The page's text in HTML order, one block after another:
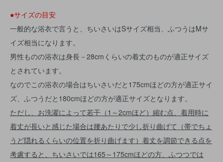
●サイズの目安
一般的な浴衣で言うと、ちいさいはSサイズ相当、ふつうはMサ
イズ相当になります。
男性ものの浴衣は身長－28cmくらいの着丈のものが適正サイズ
とされています。
なのでこの浴衣の場合はちいさいだと175cmほどの方が適正サイ
ズ、ふつうだと180cmほどの方が適正サイズとなります。
ただし、お洗濯によって若干（1～2cmほど）縮む点、着用時に
着丈が長いと感じた場合は腰あたりで少し折り曲げて（帯でちょ
うど隠れるくらいの位置を折り曲げます）着丈を調節できる点を
考慮すると、ちいさいでは165～175cmほどの方、ふつつでは